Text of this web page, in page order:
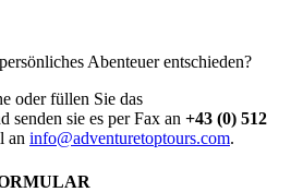
Abenteuer entschieden?
oder füllen Sie das
senden sie es per Fax an +43 (0) 512
an info@adventuretoptours.com.